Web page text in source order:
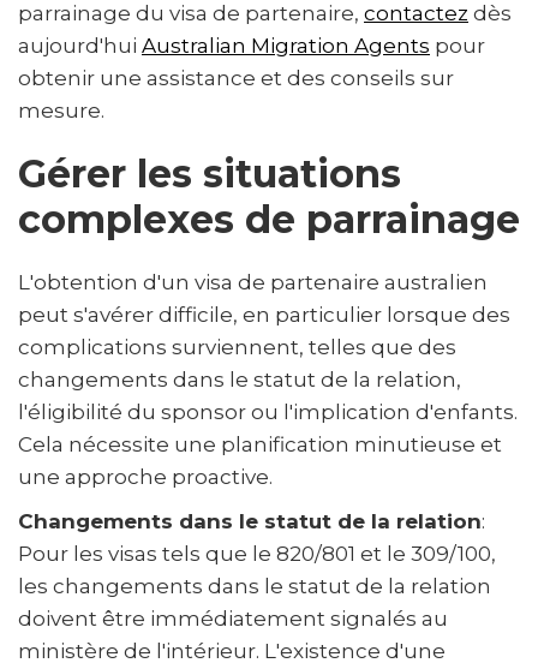
parrainage du visa de partenaire, contactez dès
aujourd'hui Australian Migration Agents pour
obtenir une assistance et des conseils sur
mesure.
Gérer les situations
complexes de parrainage
L'obtention d'un visa de partenaire australien
peut s'avérer difficile, en particulier lorsque des
complications surviennent, telles que des
changements dans le statut de la relation,
l'éligibilité du sponsor ou l'implication d'enfants.
Cela nécessite une planification minutieuse et
une approche proactive.
Changements dans le statut de la relation:
Pour les visas tels que le 820/801 et le 309/100,
les changements dans le statut de la relation
doivent être immédiatement signalés au
ministère de l'intérieur. L'existence d'une